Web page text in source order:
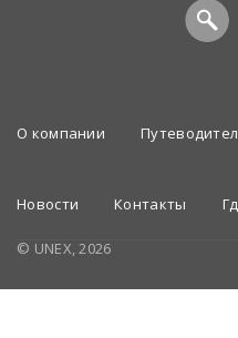
О компании
Новости Контакты
© UNEX, 2026